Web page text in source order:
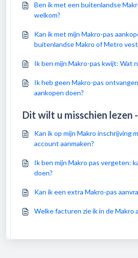
Ben ik met een buitenlandse
welkom?
Kan ik met mijn Makro-pas
buitenlandse Makro of Metro
Ik ben mijn Makro-pas kwijt: Wat
Ik heb geen Makro-pas
aankopen doen?
Dit wilt u misschien lezen -
Kan ik op mijn Makro inschrijving
account aanmaken?
Ik ben mijn Makro pas vergeten:
doen?
Kan ik een extra Makro-pas
Welke facturen zie ik in de Makro